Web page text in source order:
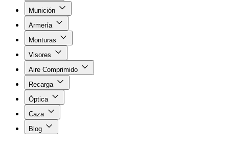
Munición
Armería
Monturas
Visores
Aire Comprimido
Recarga
Óptica
Caza
Blog